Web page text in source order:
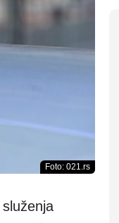
Foto: 021.rs